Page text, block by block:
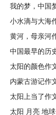
我的梦，中国
小水滴与大海
黄河，母亲河
中国最早的历
太阳的颜色作
内蒙古游记作
太阳上当了作
太阳 月亮 地